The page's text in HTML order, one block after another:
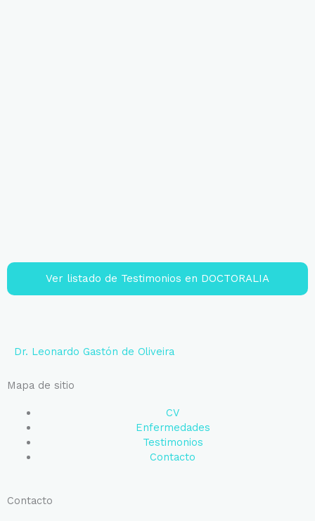
Ver listado de Testimonios en DOCTORALIA
Dr. Leonardo Gastón de Oliveira
Mapa de sitio
CV
Enfermedades
Testimonios
Contacto
Contacto